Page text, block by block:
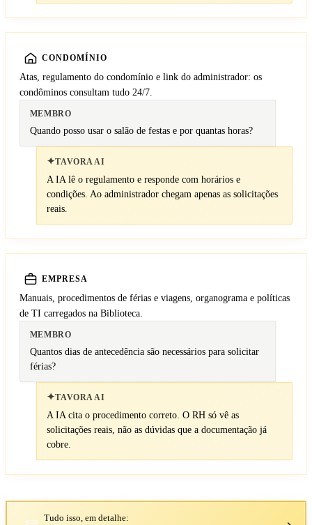
CONDOMÍNIO
Atas, regulamento do condomínio e link do administrador: os
condôminos consultam tudo 24/7.
MEMBRO
Quando posso usar o salão de festas e por quantas horas?
✦TAVORA AI
A IA lê o regulamento e responde com horários e
condições. Ao administrador chegam apenas as solicitações
reais.
EMPRESA
Manuais, procedimentos de férias e viagens, organograma e políticas
de TI carregados na Biblioteca.
MEMBRO
Quantos dias de antecedência são necessários para solicitar
férias?
✦TAVORA AI
A IA cita o procedimento correto. O RH só vê as
solicitações reais, não as dúvidas que a documentação já
cobre.
Tudo isso, em detalhe: